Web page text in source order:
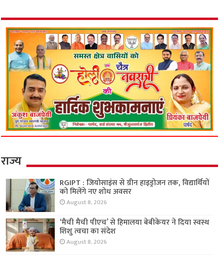
राज्य
RGIPT : जियोसाइंस से ग्रीन हाइड्रोजन तक, विद्यार्थियों
को मिलेंगे नए शोध अवसर
August 8, 2026
‘मैची मैची पीएच’ से हिमालया बेबीकेयर ने दिया स्वस्थ
शिशु त्वचा का संदेश
August 8, 2026